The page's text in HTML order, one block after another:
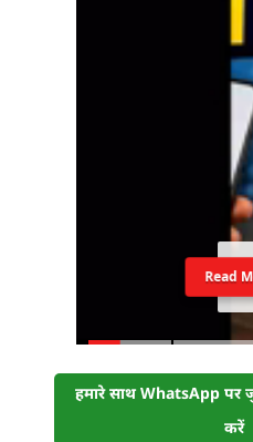
Read
हमारे साथ WhatsApp पर
करें